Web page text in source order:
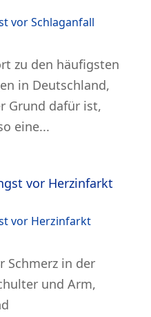
vor Schlaganfall
zu den häufigsten
in Deutschland,
Grund dafür ist,
eine...
vor Herzinfarkt
Schmerz in der
und Arm,